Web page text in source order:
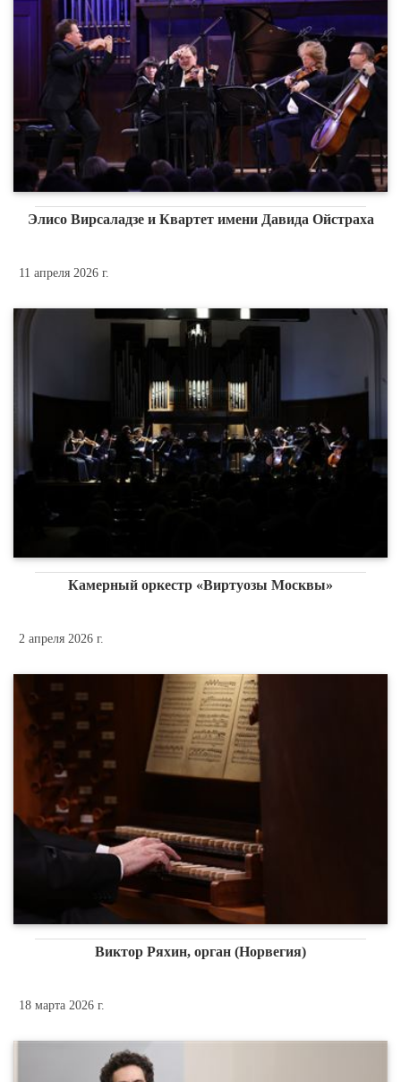
Элисо Вирсаладзе и Квартет имени Давида Ойстраха
11 апреля 2026 г.
Камерный оркестр «Виртуозы Москвы»
2 апреля 2026 г.
Виктор Ряхин, орган (Норвегия)
18 марта 2026 г.